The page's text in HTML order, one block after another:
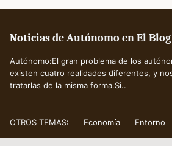
Noticias de Autónomo en El
Autónomo:El gran problema de los
existen cuatro realidades diferentes, y
tratarlas de la misma forma.Si..
OTROS TEMAS: Economía Entorno